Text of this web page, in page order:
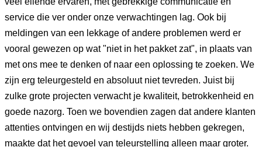
service die ver onder onze verwachtingen lag. Ook bij
meldingen van een lekkage of andere problemen werd er
vooral gewezen op wat "niet in het pakket zat", in plaats van
met ons mee te denken of naar een oplossing te zoeken. We
zijn erg teleurgesteld en absoluut niet tevreden. Juist bij
zulke grote projecten verwacht je kwaliteit, betrokkenheid en
goede nazorg. Toen we bovendien zagen dat andere klanten
attenties ontvingen en wij destijds niets hebben gekregen,
maakte dat het gevoel van teleurstelling alleen maar groter.